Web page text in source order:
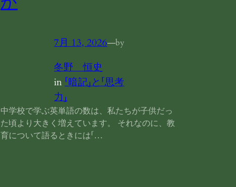
7月 13, 2026—by
冬野 恒史
in 「暗記」と「思考
力」
中学校で学ぶ英単語の数は、私たちが子供だっ
た頃より大きく増えています。 それなのに、教
育について語るときには「…